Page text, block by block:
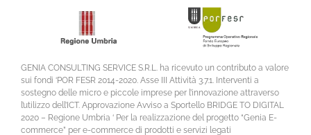
GENIA CONSULTING SERVICE S.R.L. ha ricevuto un contributo a valore
sui fondi ‘POR FESR 2014-2020. Asse III Attività 3.7.1. Interventi a
sostegno delle micro e piccole imprese per l’innovazione attraverso
l’utilizzo dell’ICT. Approvazione Avviso a Sportello BRIDGE TO DIGITAL
2020 – Regione Umbria ‘ Per la realizzazione del progetto “Genia E-
commerce” per e-commerce di prodotti e servizi legati